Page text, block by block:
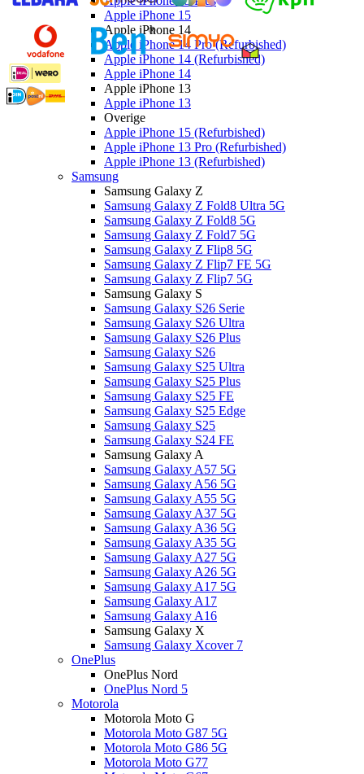
Apple iPhone 15
Apple iPhone 14
Apple iPhone 14 Pro (Refurbished)
Apple iPhone 14 (Refurbished)
Apple iPhone 14
Apple iPhone 13
Apple iPhone 13
Overige
Apple iPhone 15 (Refurbished)
Apple iPhone 13 Pro (Refurbished)
Apple iPhone 13 (Refurbished)
Samsung
Samsung Galaxy Z
Samsung Galaxy Z Fold8 Ultra 5G
Samsung Galaxy Z Fold8 5G
Samsung Galaxy Z Fold7 5G
Samsung Galaxy Z Flip8 5G
Samsung Galaxy Z Flip7 FE 5G
Samsung Galaxy Z Flip7 5G
Samsung Galaxy S
Samsung Galaxy S26 Serie
Samsung Galaxy S26 Ultra
Samsung Galaxy S26 Plus
Samsung Galaxy S26
Samsung Galaxy S25 Ultra
Samsung Galaxy S25 Plus
Samsung Galaxy S25 FE
Samsung Galaxy S25 Edge
Samsung Galaxy S25
Samsung Galaxy S24 FE
Samsung Galaxy A
Samsung Galaxy A57 5G
Samsung Galaxy A56 5G
Samsung Galaxy A55 5G
Samsung Galaxy A37 5G
Samsung Galaxy A36 5G
Samsung Galaxy A35 5G
Samsung Galaxy A27 5G
Samsung Galaxy A26 5G
Samsung Galaxy A17 5G
Samsung Galaxy A17
Samsung Galaxy A16
Samsung Galaxy X
Samsung Galaxy Xcover 7
OnePlus
OnePlus Nord
OnePlus Nord 5
Motorola
Motorola Moto G
Motorola Moto G87 5G
Motorola Moto G86 5G
Motorola Moto G77